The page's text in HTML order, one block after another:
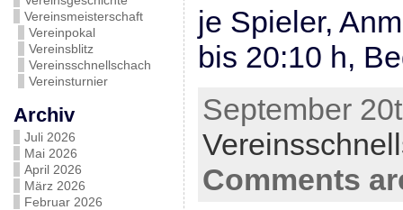
Vereinsmeisterschaft
Vereinpokal
Vereinsblitz
Vereinsschnellschach
Vereinsturnier
Archiv
Juli 2026
Mai 2026
April 2026
März 2026
Februar 2026
je Spieler,
bis 20:10 h,
September
Comments